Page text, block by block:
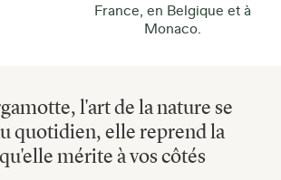
France, en Belgique et à
Monaco.
l'art de la nature se
quotidien, elle reprend la
mérite à vos côtés